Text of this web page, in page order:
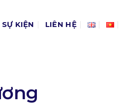
KIỆN LIÊN HỆ